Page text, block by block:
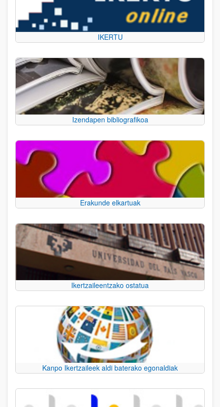
IKERTU
Izendapen bibliografikoa
Erakunde elkartuak
Ikertzaileentzako ostatua
Kanpo Ikertzaileek aldi baterako egonaldiak